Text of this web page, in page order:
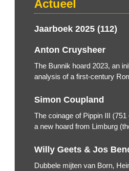
Actueel
Jaarboek 2025 (112)
Anton Cruysheer
The Bunnik hoard 2023, an
analysis of a first-century
Simon Coupland
The coinage of Pippin III
a new hoard from Limburg
Willy Geets & Jos
Dubbele mijten van Born,